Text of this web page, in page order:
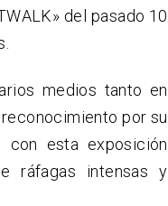
del pasado 10
medios tanto en
por su
con esta exposición
ráfagas intensas y